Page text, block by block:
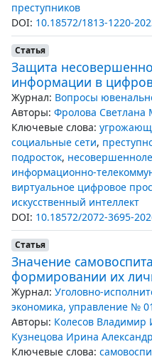
преступников
DOI: 10.18572/1813-1220-
Статья
Защита
информации в
Журнал: Вопросы
Авторы: Фролова Светлана
Ключевые слова:
социальные сети,
подросток,
информационно-
виртуальное цифровое
искусственный интеллект
DOI: 10.18572/2072-3695-
Статья
Значение
формировании их
Журнал: Уголовно-
экономика, управление №
Авторы: Колесов Владимир
Кузнецова Ирина
Ключевые слова: